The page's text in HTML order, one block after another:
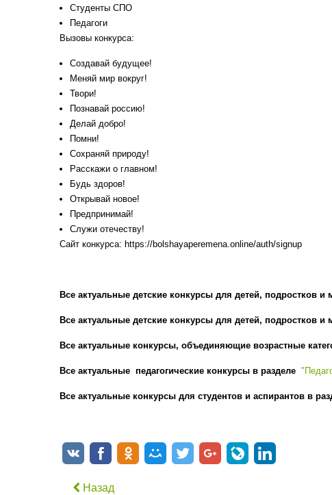
Студенты СПО
Педагоги
Вызовы конкурса:
Создавай будущее!
Меняй мир вокруг!
Твори!
Познавай россию!
Делай добро!
Помни!
Сохраняй природу!
Расскажи о главном!
Будь здоров!
Открывай новое!
Предпринимай!
Служи отечеству!
Сайт конкурса: https://bolshayaperemena.online/auth/signup
Все актуальные детские конкурсы для детей, подростков и
Все актуальные детские конкурсы для детей, подростков и
Все актуальные конкурсы, объединяющие возрастные
Все актуальные педагогические конкурсы в разделе
Все актуальные конкурсы для студентов и аспирантов в
Назад